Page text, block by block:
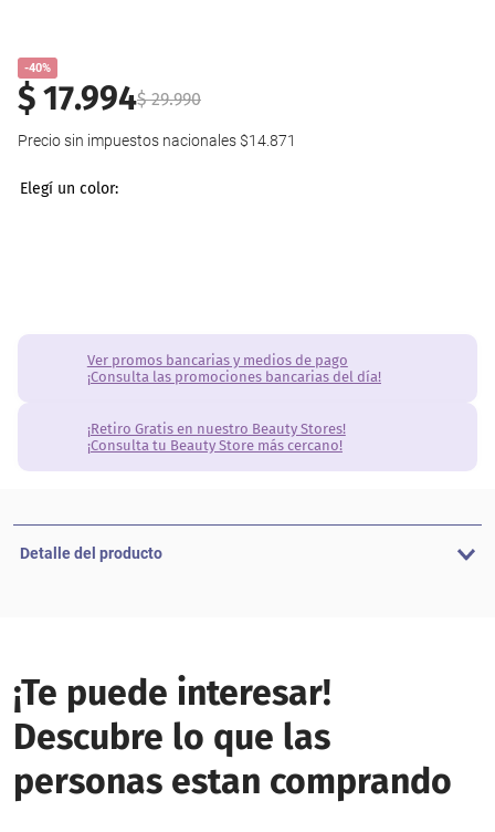
-40%
$17.994$ 29.990
Precio sin impuestos nacionales $14.871
Ver promos bancarias y medios de pago
¡Consulta las promociones bancarias del día!
¡Retiro Gratis en nuestro Beauty Stores!
¡Consulta tu Beauty Store más cercano!
Detalle del producto
¡Te puede interesar!
Descubre lo que las
personas estan comprando